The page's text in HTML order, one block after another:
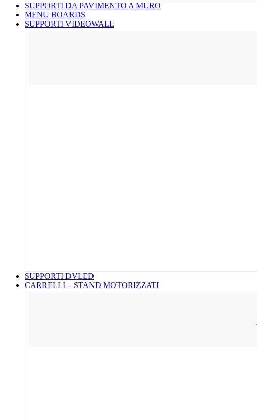
SUPPORTI DA PAVIMENTO A MURO
MENU BOARDS
SUPPORTI VIDEOWALL
SUPPORTI DVLED
CARRELLI – STAND MOTORIZZATI